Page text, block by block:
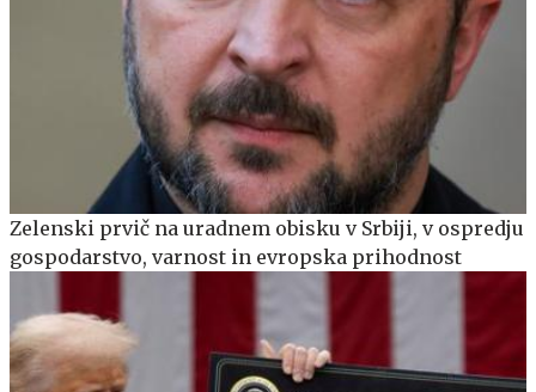
Zelenski prvič na uradnem obisku v Srbiji, v ospredju
gospodarstvo, varnost in evropska prihodnost